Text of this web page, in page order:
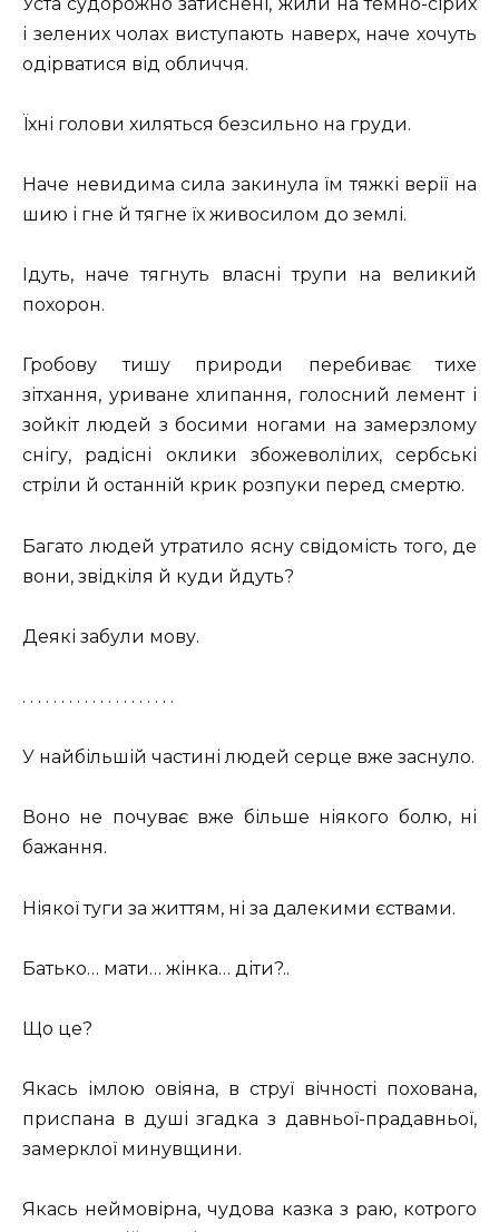
і зелених чолах виступають наверх, наче хочуть
одірватися від обличчя.
Їхні голови хиляться безсильно на груди.
Наче невидима сила закинула їм тяжкі верії на
шию і гне й тягне їх живосилом до землі.
Ідуть, наче тягнуть власні трупи на великий
похорон.
Гробову тишу природи перебиває тихе
зітхання, уриване хлипання, голосний лемент і
зойкіт людей з босими ногами на замерзлому
снігу, радісні оклики збожеволілих, сербські
стріли й останній крик розпуки перед смертю.
Багато людей утратило ясну свідомість того, де
вони, звідкіля й куди йдуть?
Деякі забули мову.
. . . . . . . . . . . . . . . . . . . .
У найбільшій частині людей серце вже заснуло.
Воно не почуває вже більше ніякого болю, ні
бажання.
Ніякої туги за життям, ні за далекими єствами.
Батько… мати… жінка… діти?..
Що це?
Якась імлою овіяна, в струї вічності похована,
приспана в душі згадка з давньої-прадавньої,
замерклої минувщини.
Якась неймовірна, чудова казка з раю, котрого